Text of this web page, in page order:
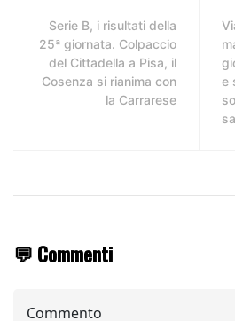
Serie B, i risultati della
25ª giornata. Colpaccio
del Cittadella a Pisa, il
Cosenza si rianima con
la Carrarese
e
💬 Commenti